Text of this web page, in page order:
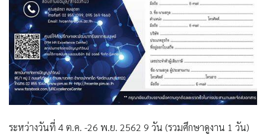
ระหว่างวันที่ 4 ต.ค. -26 พ.ย. 2562 9 วัน (รวมศึกษาดูงาน 1 วัน)